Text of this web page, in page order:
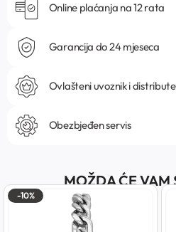
Online plaćanja na 12 rata
Garancija do 24 mjeseca
Ovlašteni uvoznik i
Obezbjeđen servis
MOŽDA ĆE VAM
-10%